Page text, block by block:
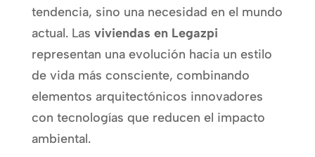
tendencia, sino una necesidad en el mundo
actual. Las viviendas en Legazpi
representan una evolución hacia un estilo
de vida más consciente, combinando
elementos arquitectónicos innovadores
con tecnologías que reducen el impacto
ambiental.